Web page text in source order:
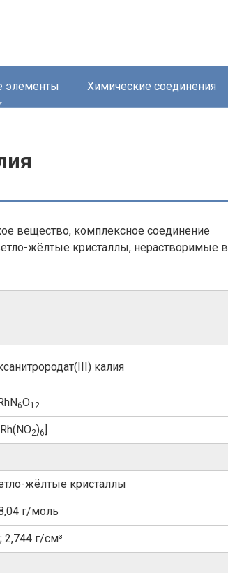
элементы Химические соединения
вещество, комплексное соединение
жёлтые кристаллы, нерастворимые в
калия
6O12
2)6]
жёлтые кристаллы
г/моль
2,744 г/см³